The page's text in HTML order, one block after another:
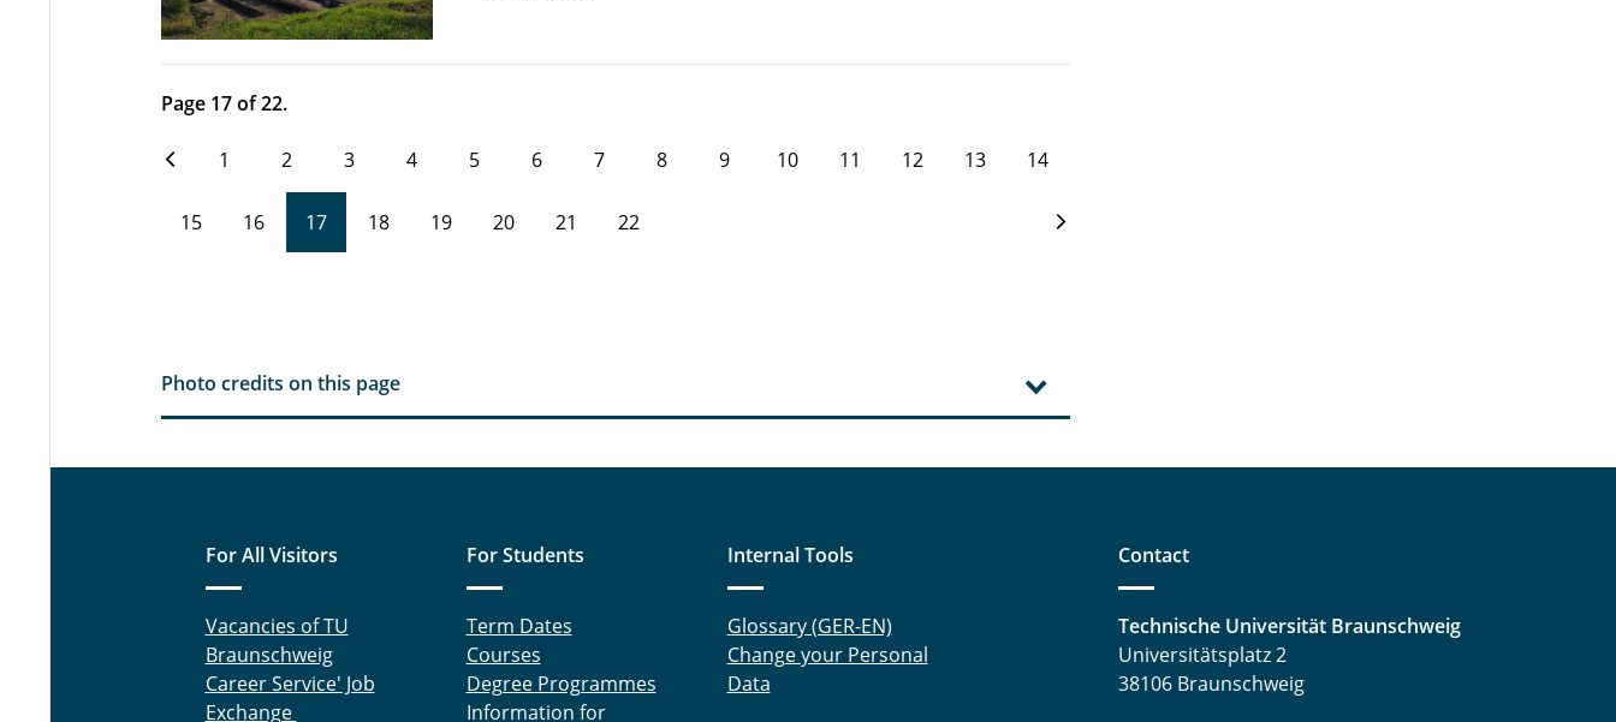
Page 17 of 22.
1 2 3 4 5 6 7 8 9 10 11 12 13 14
15 16 17 18 19 20 21 22
Photo credits on this page
For All Visitors
Vacancies of TU
Braunschweig
Career Service' Job
Exchange
For Students
Term Dates
Courses
Degree Programmes
Information for
Internal Tools
Glossary (GER-EN)
Change your Personal
Data
Contact
Technische Universität Braunschweig
Universitätsplatz 2
38106 Braunschweig